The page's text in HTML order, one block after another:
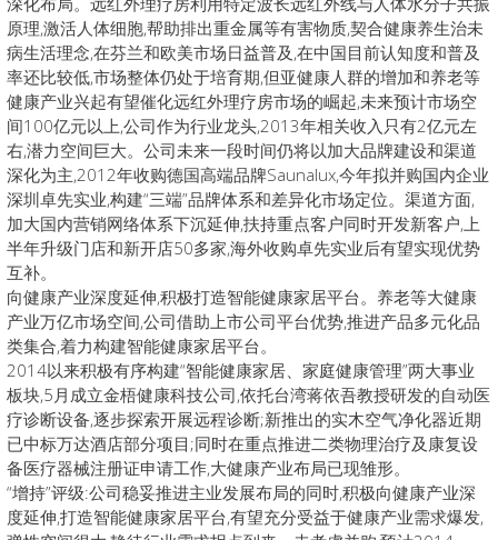
原理,激活人体细胞,帮助排出重金属等有害物质,契合健康养生治未
病生活理念,在芬兰和欧美市场日益普及,在中国目前认知度和普及
率还比较低,市场整体仍处于培育期,但亚健康人群的增加和养老等
健康产业兴起有望催化远红外理疗房市场的崛起,未来预计市场空
间100亿元以上,公司作为行业龙头,2013年相关收入只有2亿元左
右,潜力空间巨大。公司未来一段时间仍将以加大品牌建设和渠道
深化为主,2012年收购德国高端品牌Saunalux,今年拟并购国内企业
深圳卓先实业,构建“三端”品牌体系和差异化市场定位。渠道方面,
加大国内营销网络体系下沉延伸,扶持重点客户同时开发新客户,上
半年升级门店和新开店50多家,海外收购卓先实业后有望实现优势
互补。
向健康产业深度延伸,积极打造智能健康家居平台。养老等大健康
产业万亿市场空间,公司借助上市公司平台优势,推进产品多元化品
类集合,着力构建智能健康家居平台。
2014以来积极有序构建“智能健康家居、家庭健康管理”两大事业
板块,5月成立金梧健康科技公司,依托台湾蒋依吾教授研发的自动医
疗诊断设备,逐步探索开展远程诊断;新推出的实木空气净化器近期
已中标万达酒店部分项目;同时在重点推进二类物理治疗及康复设
备医疗器械注册证申请工作,大健康产业布局已现雏形。
“增持”评级:公司稳妥推进主业发展布局的同时,积极向健康产业深
度延伸,打造智能健康家居平台,有望充分受益于健康产业需求爆发,